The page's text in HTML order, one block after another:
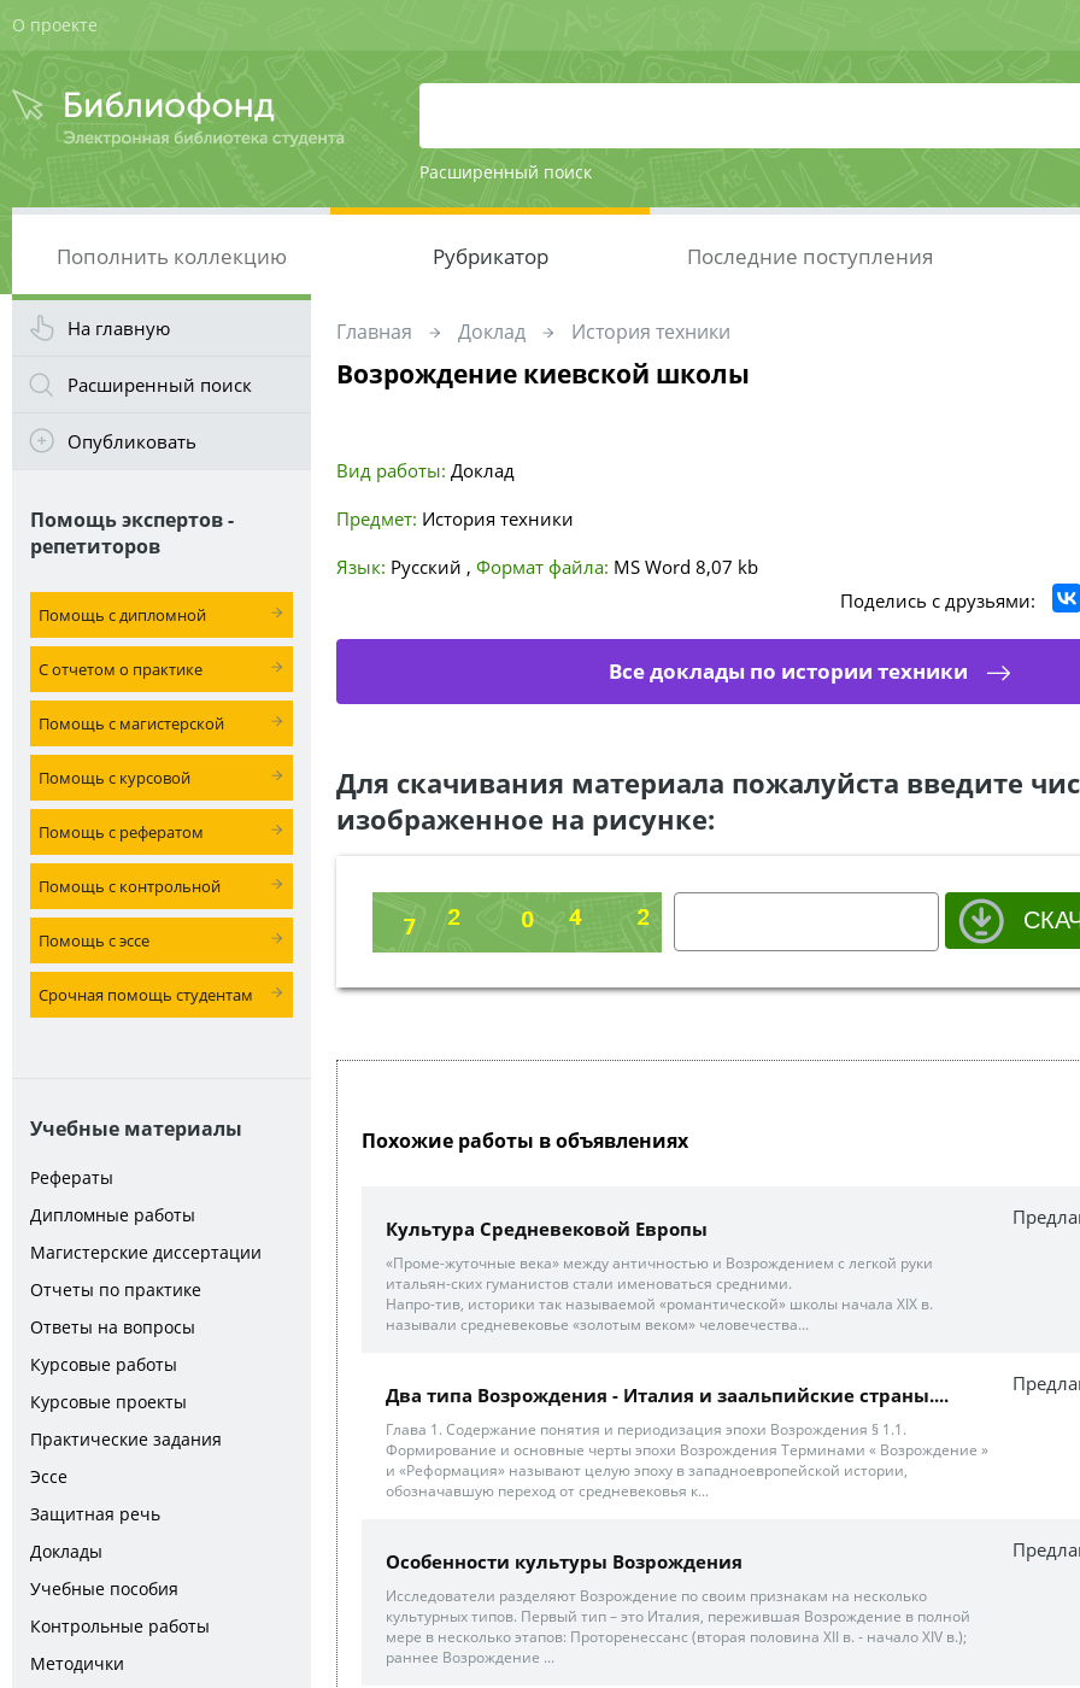
О проекте
Расширенный поиск
Пополнить коллекцию Рубрикатор Последние поступления
На главную
Расширенный поиск
Опубликовать
Помощь экспертов -
репетиторов
Помощь с дипломной
С отчетом о практике
Помощь с магистерской
Помощь с курсовой
Помощь с рефератом
Помощь с контрольной
Помощь с эссе
Срочная помощь студентам
Учебные материалы
Рефераты
Дипломные работы
Магистерские диссертации
Отчеты по практике
Ответы на вопросы
Курсовые работы
Курсовые проекты
Практические задания
Эссе
Защитная речь
Доклады
Учебные пособия
Контрольные работы
Методички
Главная Доклад История техники
Возрождение киевской школы
Вид работы: Доклад
Предмет: История техники
Язык: Русский , Формат файла: MS Word 8,07 kb
Поделись с друзьями:
Все доклады по истории техники
Для скачивания материала пожалуйста введите
изображенное на рисунке:
Похожие работы в объявлениях
Культура Средневековой Европы
«Проме-жуточные века» между античностью и Возрождением с легкой руки
итальян-ских гуманистов стали именоваться средними.
Напро-тив, историки так называемой «романтической» школы начала ХIХ в.
называли средневековье «золотым веком» человечества...
Два типа Возрождения - Италия и заальпийские страны....
Глава 1. Содержание понятия и периодизация эпохи Возрождения § 1.1.
Формирование и основные черты эпохи Возрождения Терминами « Возрождение »
и «Реформация» называют целую эпоху в западноевропейской истории,
обозначавшую переход от средневековья к...
Особенности культуры Возрождения
Исследователи разделяют Возрождение по своим признакам на несколько
культурных типов. Первый тип – это Италия, пережившая Возрождение в полной
мере в несколько этапов: Проторенессанс (вторая половина XII в. - начало XIV в.);
раннее Возрождение ...